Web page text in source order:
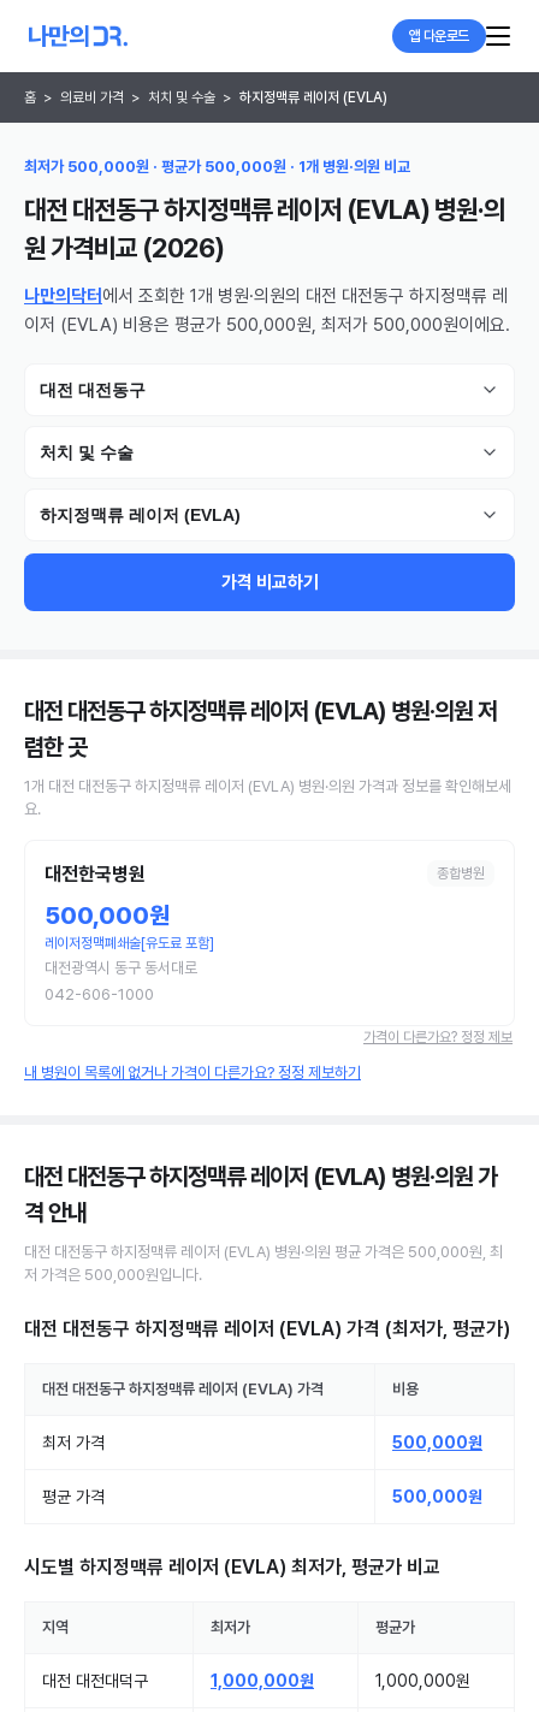
앱 다운로드
홈 > 의료비 가격 > 처치 및 수술 > 하지정맥류 레이저 (EVLA)
최저가 500,000원 · 평균가 500,000원 · 1개 병원·의원 비교
대전 대전동구 하지정맥류 레이저 (EVLA) 병원·의
원가격비교 (2026)
나만의닥터 에서 조회한 1개 병원·의원의 대전 대전동구 하지정맥류 레
이저 (EVLA) 비용은 평균가 500,000원, 최저가 500,000원이에요.
대전 대전동구
처치 및 수술
하지정맥류 레이저 (EVLA)
가격 비교하기
대전 대전동구 하지정맥류 레이저 (EVLA) 병원·의원저
렴한 곳
1개 대전 대전동구 하지정맥류 레이저 (EVLA) 병원·의원 가격과 정보를 확인해보세
요.
대전한국병원 종합병원
500,000원
레이저정맥폐쇄술[유도료 포함]
대전광역시 동구 동서대로
042-606-1000
가격이 다른가요? 정정 제보
내 병원이 목록에 없거나 가격이 다른가요? 정정 제보하기
대전 대전동구 하지정맥류 레이저 (EVLA) 병원·의원가
격 안내
대전 대전동구 하지정맥류 레이저 (EVLA) 병원·의원 평균 가격은 500,000원 , 최
저 가격은 500,000원입니다.
대전 대전동구 하지정맥류 레이저 (EVLA) 가격 (최저가, 평균가)
대전 대전동구 하지정맥류 레이저 (EVLA) 가격 비용
최저 가격 500,000원
평균 가격 500,000원
시도별 하지정맥류 레이저 (EVLA) 최저가, 평균가 비교
지역 최저가 평균가
대전 대전대덕구 1,000,000원 1,000,000원